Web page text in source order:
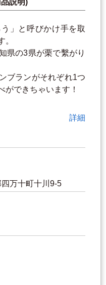
説明)
」と呼びかけ手を取
。
県の3県が栗で繫がり
ブランがそれぞれ1つ
ができちゃいます！
詳細
万十町十川9-5